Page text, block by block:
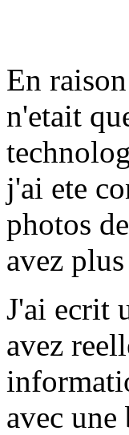
En
n'etait
j'ai ete
photos
avez
J'ai ecrit
avez
avec une